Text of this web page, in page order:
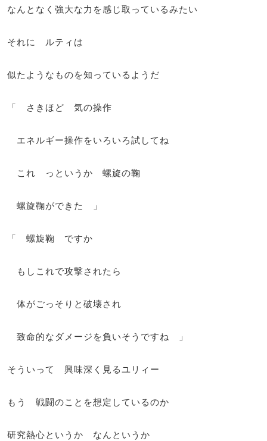
なんとなく強大な力を感じ取っているみたい
それに ルティは
似たようなものを知っているようだ
「 さきほど 気の操作
エネルギー操作をいろいろ試してね
これ っというか 螺旋の鞠
螺旋鞠ができた 」
「 螺旋鞠 ですか
もしこれで攻撃されたら
体がごっそりと破壊され
致命的なダメージを負いそうですね 」
そういって 興味深く見るユリィー
もう 戦闘のことを想定しているのか
研究熱心というか なんというか